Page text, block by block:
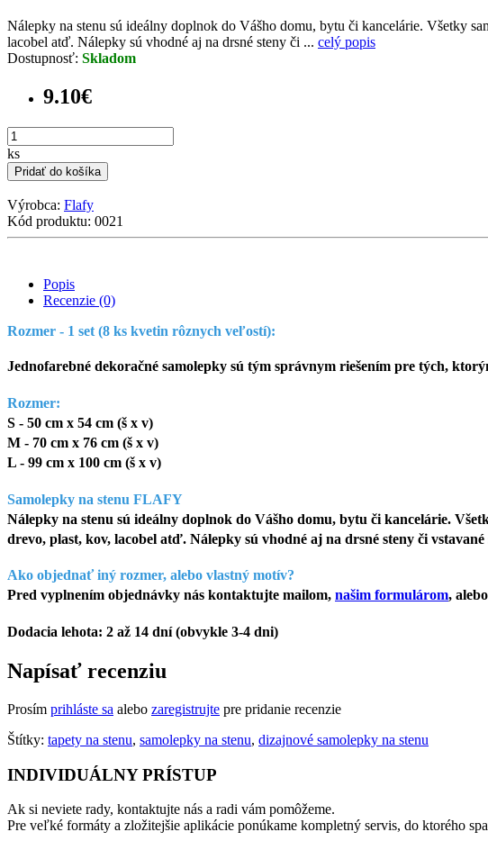
Nálepky na stenu sú ideálny doplnok do Vášho domu, bytu či kancelárie. Všetky
lacobel atď. Nálepky sú vhodné aj na drsné steny či ... celý popis
Dostupnosť: Skladom
9.10€
ks
Pridať do košíka
Výrobca: Flafy
Kód produktu: 0021
Popis
Recenzie (0)
Rozmer - 1 set (8 ks kvetin rôznych veľostí):
Jednofarebné dekoračné samolepky sú tým správnym riešením pre tých,
Rozmer:
S - 50 cm x 54 cm (š x v)
M - 70 cm x 76 cm (š x v)
L - 99 cm x 100 cm (š x v)
Samolepky na stenu FLAFY
Nálepky na stenu sú ideálny doplnok do Vášho domu, bytu či kancelárie.
drevo, plast, kov, lacobel atď. Nálepky sú vhodné aj na drsné steny či
Ako objednať iný rozmer, alebo vlastný motív?
Pred vyplnením objednávky nás kontaktujte mailom, našim formulárom,
Dodacia lehota: 2 až 14 dní (obvykle 3-4 dni)
Napísať recenziu
Prosím prihláste sa alebo zaregistrujte pre pridanie recenzie
Štítky: tapety na stenu, samolepky na stenu, dizajnové samolepky na stenu
INDIVIDUÁLNY PRÍSTUP
Ak si neviete rady, kontaktujte nás a radi vám pomôžeme.
Pre veľké formáty a zložitejšie aplikácie ponúkame kompletný servis, do ktorého